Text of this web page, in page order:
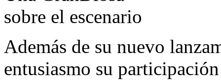
sobre el escenario
Además de su nuevo
entusiasmo su